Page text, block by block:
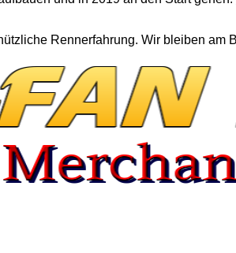
Rennerfahrung. Wir bleiben am